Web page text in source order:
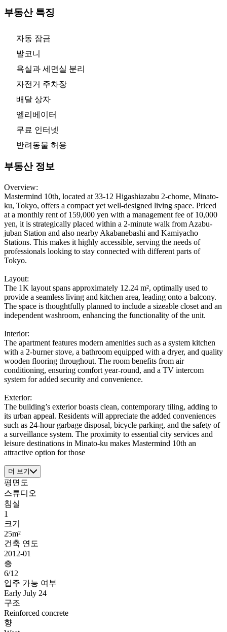
부동산 특징
자동 잠금
발코니
욕실과 세면실 분리
자전거 주차장
배달 상자
엘리베이터
무료 인터넷
반려동물 허용
부동산 정보
Overview:
Mastermind 10th, located at 33-12 Higashiazabu 2-chome, Minato-
ku, Tokyo, offers a compact yet well-designed living space. Priced
at a monthly rent of 159,000 yen with a management fee of 10,000
yen, it is strategically placed within a 2-minute walk from Azabu-
juban Station and also nearby Akabanebashi and Kamiyacho
Stations. This makes it highly accessible, serving the needs of
professionals looking to stay connected with different parts of
Tokyo.
Layout:
The 1K layout spans approximately 12.24 m², optimally used to
provide a seamless living and kitchen area, leading onto a balcony.
The space is thoughtfully planned to include a sizeable closet and an
independent washroom, enhancing the functionality of the unit.
Interior:
The apartment features modern amenities such as a system kitchen
with a 2-burner stove, a bathroom equipped with a dryer, and quality
wooden flooring throughout. The room benefits from air
conditioning, ensuring comfort year-round, and a TV intercom
system for added security and convenience.
Exterior:
The building’s exterior boasts clean, contemporary tiling, adding to
its urban appeal. Residents will appreciate the added conveniences
such as 24-hour garbage disposal, bicycle parking, and the safety of
a surveillance system. The proximity to essential city services and
leisure destinations in Minato-ku makes Mastermind 10th an
attractive option for those
더 보기
평면도
스튜디오
침실
1
크기
25m²
건축 연도
2012-01
층
6/12
입주 가능 여부
Early July 24
구조
Reinforced concrete
향